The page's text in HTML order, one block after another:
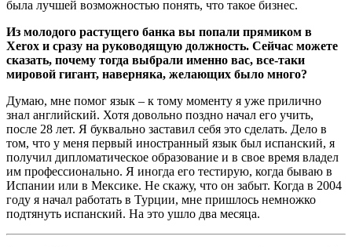
была лучшей возможностью понять, что такое бизнес.
Из молодого растущего банка вы попали прямиком в
Xerox и сразу на руководящую должность. Сейчас можете
сказать, почему тогда выбрали именно вас, все-таки
мировой гигант, наверняка, желающих было много?
Думаю, мне помог язык – к тому моменту я уже прилично
знал английский. Хотя довольно поздно начал его учить,
после 28 лет. Я буквально заставил себя это сделать. Дело в
том, что у меня первый иностранный язык был испанский, я
получил дипломатическое образование и в свое время владел
им профессионально. Я иногда его тестирую, когда бываю в
Испании или в Мексике. Не скажу, что он забыт. Когда в 2004
году я начал работать в Турции, мне пришлось немножко
подтянуть испанский. На это ушло два месяца.